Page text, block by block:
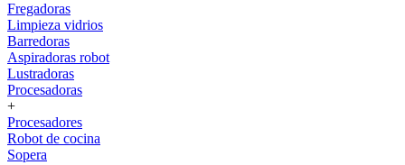
Fregadoras
Limpieza vidrios
Barredoras
Aspiradoras robot
Lustradoras
Procesadoras
+
Procesadores
Robot de cocina
Sopera